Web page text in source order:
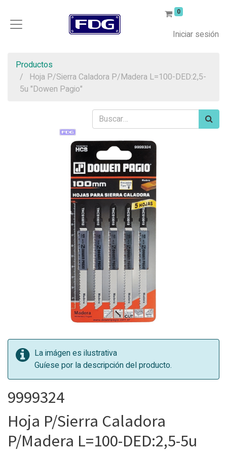
0
Iniciar sesión
Productos
Hoja P/Sierra Caladora P/Madera L=100-DED:2,5-
5u "Dowen Pagio"
La imágen es ilustrativa
Guíese por la descripción del producto.
9999324
Hoja P/Sierra Caladora
P/Madera L=100-DED:2,5-5u